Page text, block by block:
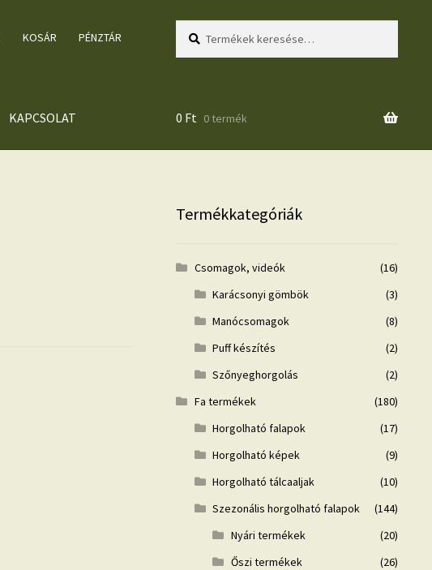
KOSÁR PÉNZTÁR
KAPCSOLAT 0 Ft 0 termék
Termékkategóriák
Csomagok, videók
(16)
Karácsonyi gömbök
(3)
Manócsomagok
(8)
Puff készítés
(2)
Szőnyeghorgolás
(2)
Fa termékek
(180)
Horgolható falapok
(17)
Horgolható képek
(9)
Horgolható tálcaaljak
(10)
Szezonális horgolható falapok
(144)
Nyári termékek
(20)
Őszi termékek
(26)